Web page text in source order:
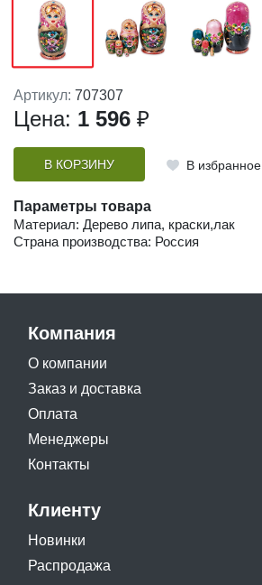
Артикул: 707307
Цена: 1 596 ₽
В КОРЗИНУ В избранное
Параметры товара
Материал: Дерево липа, краски,лак
Страна производства: Россия
Компания
О компании
Заказ и доставка
Оплата
Менеджеры
Контакты
Клиенту
Новинки
Распродажа